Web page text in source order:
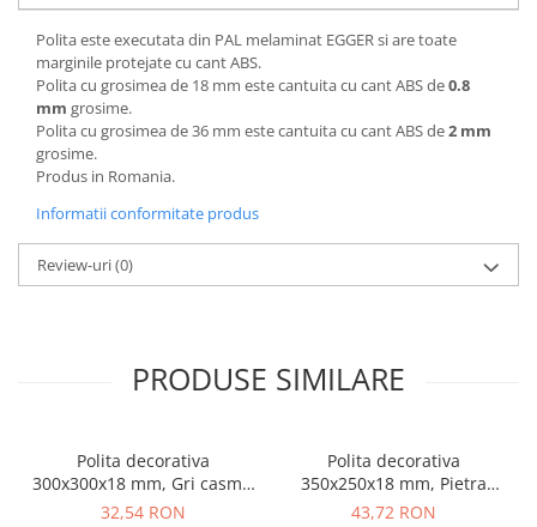
Polita este executata din PAL melaminat EGGER si are toate
marginile protejate cu cant ABS.
Polita cu grosimea de 18 mm este cantuita cu cant ABS de0.8
mm grosime.
Polita cu grosimea de 36 mm este cantuita cu cant ABS de2 mm
grosime.
Produs in Romania.
Informatii conformitate produs
Review-uri(0)
PRODUSE SIMILARE
Polita decorativa
300x300x18 mm, Gri casmir
U702 ST9, grosime 18 mm
32,54 RON
Polita decorativa
350x250x18 mm, Pietra
Grigia negru F206 ST9,
43,72 RON